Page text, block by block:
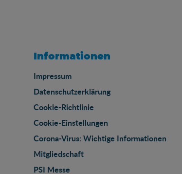
Informationen
Impressum
Datenschutzerklärung
Cookie-Richtlinie
Cookie-Einstellungen
Corona-Virus: Wichtige Informationen
Mitgliedschaft
PSI Messe